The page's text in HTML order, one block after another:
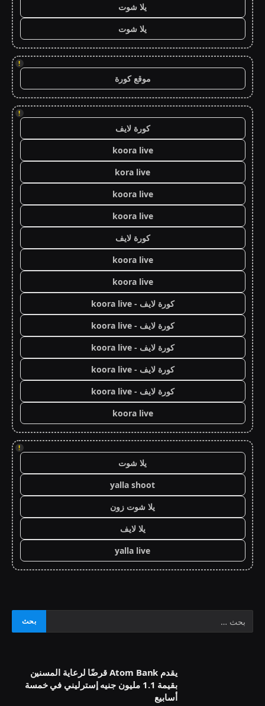
يلا شوت
يلا شوت
!
موقع كورة
!
كورة لايف
koora live
kora live
koora live
koora live
كورة لايف
koora live
koora live
كورة لايف - koora live
كورة لايف - koora live
كورة لايف - koora live
كورة لايف - koora live
كورة لايف - koora live
koora live
!
يلا شوت
yalla shoot
يلا شوت زون
يلا لايف
yalla live
يقدم Atom Bank قرضًا لرعاية المسنين
بقيمة 1.1 مليون جنيه إسترليني في خمسة
أسابيع